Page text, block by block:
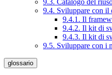
9.3. Catalogo del
9.4. Sviluppare con il
9.4.1. Il
9.4.2. Il kit di
9.4.3. Il kit di
9.5. Sviluppare con i
glossario